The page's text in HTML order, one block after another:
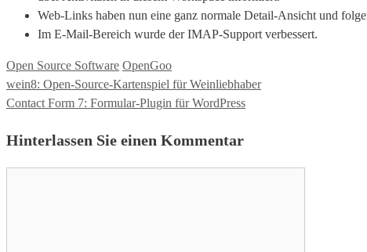
Web-Links haben nun eine ganz normale Detail-Ansicht und
Im E-Mail-Bereich wurde der IMAP-Support verbessert.
Kategorien
Open Source Software Tags
OpenGoo
wein8: Open-Source-Kartenspiel für Weinliebhaber
Contact Form 7: Formular-Plugin für WordPress
Hinterlassen Sie einen Kommentar